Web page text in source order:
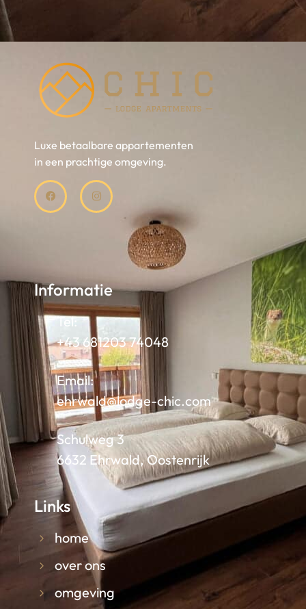
Luxe betaalbare appartementen
in een prachtige omgeving.
Informatie
Tel:
+43 681203 74048
Email:
ehrwald@lodge-chic.com
Schulweg 3
6632 Ehrwald, Oostenrijk
Links
home
over ons
omgeving